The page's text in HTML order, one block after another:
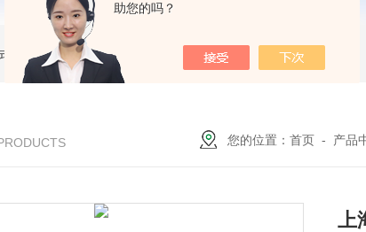
助您的吗？
接地棒 JDX-WL圆口螺旋式（猴头式）接地棒 JDX-S双舌式接地棒价格
您的位置：首页 - 产品
上